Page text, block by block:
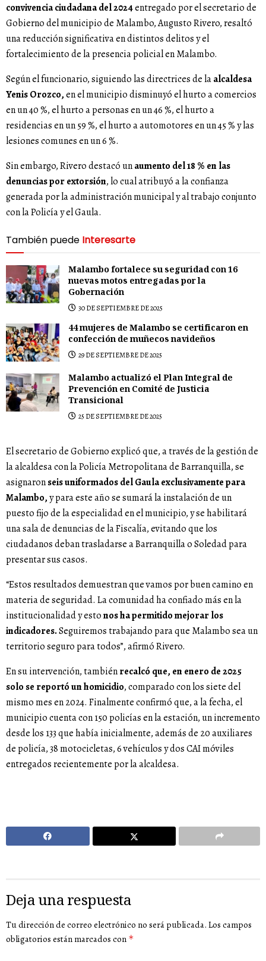
convivencia ciudadana del 2024entregado por el secretario de
Gobierno del municipio de Malambo, Augusto Rivero, resaltó
una reducción significativa en distintos delitos y el
fortalecimiento de la presencia policial en Malambo.
Según el funcionario, siguiendo las directrices de laalcaldesa
Yenis Orozco,en el municipio disminuyó el hurto a comercios
en un 40 %, el hurto a personas en un 46 %, el hurto a
residencias en un 59 %, el hurto a automotores en un 45 % y las
lesiones comunes en un 6 %.
Sin embargo, Rivero destacó unaumento del 18 % en las
denuncias por extorsión, lo cual atribuyó a la confianza
generada por la administración municipal y al trabajo conjunto
con la Policía y el Gaula.
También puede Interesarte
Malambo fortalece su seguridad con 16
nuevas motos entregadas por la
Gobernación
30 DE SEPTIEMBRE DE 2025
44 mujeres de Malambo se certificaron en
confección de muñecos navideños
29 DE SEPTIEMBRE DE 2025
Malambo actualizó el Plan Integral de
Prevención en Comité de Justicia
Transicional
25 DE SEPTIEMBRE DE 2025
El secretario de Gobierno explicó que, a través de la gestión de
la alcaldesa con la Policía Metropolitana de Barranquilla, se
asignaronseis uniformados del Gaula exclusivamente para
Malambo,y para este año se sumará la instalación de un
puesto fijo de la especialidad en el municipio, y se habilitará
una sala de denuncias de la Fiscalía, evitando que los
ciudadanos deban trasladarse a Barranquilla o Soledad para
presentar sus casos.
“Estos resultados demuestran que vamos por buen camino en
materia de seguridad. La comunidad ha confiado más en la
institucionalidad y estonos ha permitido mejorar los
indicadores.Seguiremos trabajando para que Malambo sea un
territorio seguro para todos”, afirmó Rivero.
En su intervención, tambiénrecalcó que, en enero de 2025
solo se reportó un homicidio, comparado con los siete del
mismo mes en 2024. Finalmente confirmó que, a la fecha, el
municipio cuenta con 150 policías en la estación, un incremento
desde los 133 que había inicialmente, además de 20 auxiliares
de policía, 38 motocicletas, 6 vehículos y dos CAI móviles
entregados recientemente por la alcaldesa.
Deja una respuesta
Tu dirección de correo electrónico no será publicada. Los campos
obligatorios están marcados con *